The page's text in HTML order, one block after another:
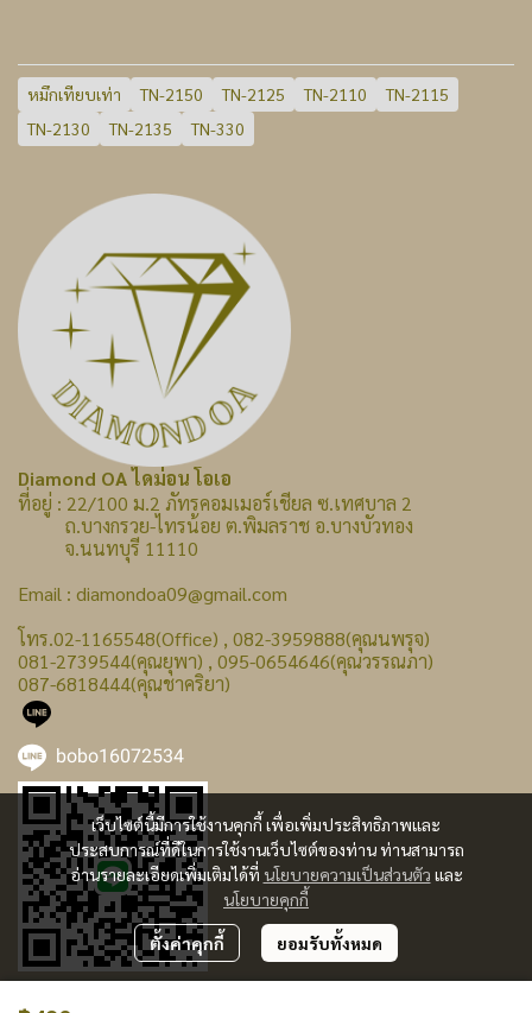
หมึกเทียบเท่า TN-2150 TN-2125 TN-2110
TN-2115
TN-2130
TN-2135 TN-330
เว็บไซต์นี้มีการใช้งานคุกกี้ เพื่อเพิ่มประสิทธิภาพและ
ประสบการณ์ที่ดีในการใช้งานเว็บไซต์ของท่าน ท่านสามารถ
อ่านรายละเอียดเพิ่มเติมได้ที่ นโยบายความเป็นส่วนตัว และ
นโยบายคุกกี้
ตั้งค่าคุกกี้ ยอมรับทั้งหมด
Diamond OA ไดม่อน โอเอ
ที่อยู่ : 22/100 ม.2 ภัทรคอมเมอร์เชียล ซ.เทศบาล 2
ถ.บางกรวย-ไทรน้อย ต.พิมลราช อ.บางบัวทอง
จ.นนทบุรี 11110
Email : diamondoa09@gmail.com
โทร.02-1165548(Office) , 082-3959888(คุณนพรุจ)
081-2739544(คุณยุพา) , 095-0654646(คุณวรรณภา)
087-6818444(คุณชาคริยา)
bobo16072534